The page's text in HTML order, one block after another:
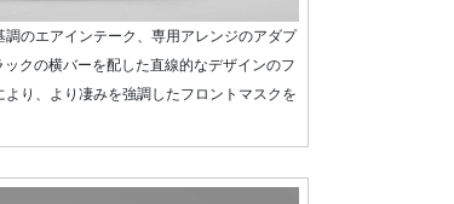
のエアインテーク、専用アレンジのアダプ
クの横バーを配した直線的なデザインのフ
り、より凄みを強調したフロントマスクを